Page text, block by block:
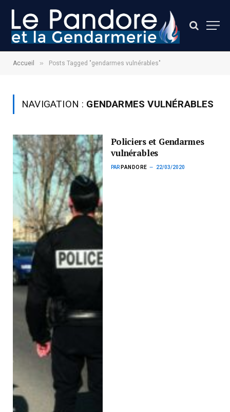
Accueil » Posts Tagged "gendarmes vulnérables"
NAVIGATION : GENDARMES VULNÉRABLES
Policiers et Gendarmes
vulnérables
PAR PANDORE 22/03/2020